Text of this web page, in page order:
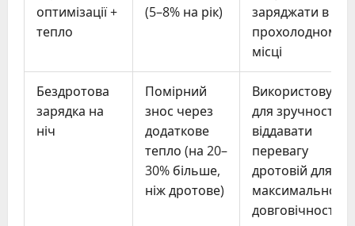
оптимізації +
тепло
(5–8% на рік)
заряджати в
прохолодному
місці
Бездротова
зарядка на
ніч
Помірний
знос через
додаткове
тепло (на 20–
30% більше,
ніж дротове)
для зручності;
віддавати
перевагу
дротовій для
максимальної
довговічності